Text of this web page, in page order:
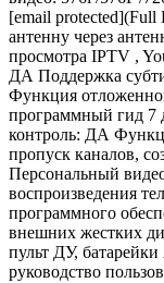
[email
антенну через
просмотра IPTV ,
ДА Поддержка
Функция
программный гид 7
контроль: ДА
пропуск каналов,
Персональный
воспроизведения
программного
внешних жестких
пульт ДУ,
руководство